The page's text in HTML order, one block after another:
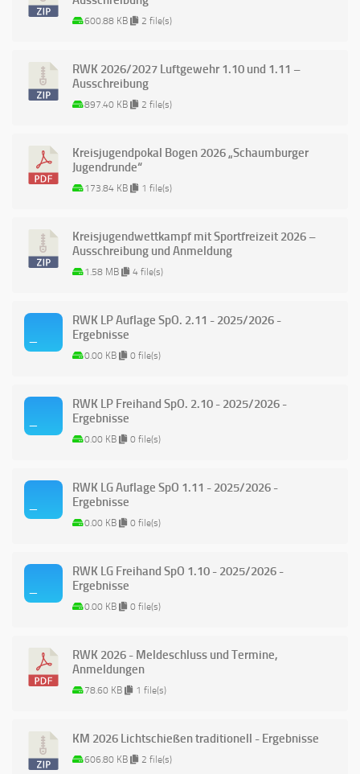
600.88 KB 2 file(s)
RWK 2026/2027 Luftgewehr 1.10 und 1.11 –
Ausschreibung
897.40 KB 2 file(s)
Kreisjugendpokal Bogen 2026 „Schaumburger
Jugendrunde“
173.84 KB 1 file(s)
Kreisjugendwettkampf mit Sportfreizeit 2026 –
Ausschreibung und Anmeldung
1.58 MB 4 file(s)
RWK LP Auflage SpO. 2.11 - 2025/2026 -
Ergebnisse
0.00 KB 0 file(s)
RWK LP Freihand SpO. 2.10 - 2025/2026 -
Ergebnisse
0.00 KB 0 file(s)
RWK LG Auflage SpO 1.11 - 2025/2026 -
Ergebnisse
0.00 KB 0 file(s)
RWK LG Freihand SpO 1.10 - 2025/2026 -
Ergebnisse
0.00 KB 0 file(s)
RWK 2026 - Meldeschluss und Termine,
Anmeldungen
78.60 KB 1 file(s)
KM 2026 Lichtschießen traditionell - Ergebnisse
606.80 KB 2 file(s)